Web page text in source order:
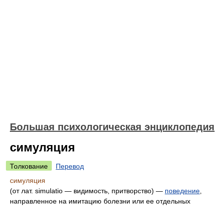
Большая психологическая энциклопедия
симуляция
Толкование
Перевод
симуляция
(от лат. simulatio — видимость, притворство) — поведение
направленное на имитацию болезни или ее отдельных